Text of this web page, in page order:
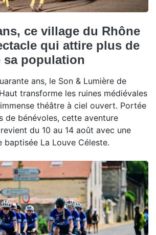
ce village du Rhône
qui attire plus de
sa population
ans, le Son & Lumière de
transforme les ruines médiévales
théâtre à ciel ouvert. Portée
de bénévoles, cette aventure
du 10 au 14 août avec une
baptisée La Louve Céleste.